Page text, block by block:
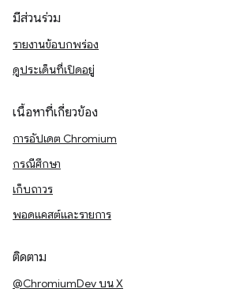
มีส่วนร่วม
รายงานข้อบกพร่อง
ดูประเด็นที่เปิดอยู่
เนื้อหาที่เกี่ยวข้อง
การอัปเดต Chromium
กรณีศึกษา
เก็บถาวร
พอดแคสต์และรายการ
ติดตาม
@ChromiumDev บน X